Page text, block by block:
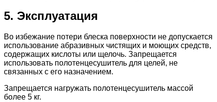
5. Эксплуатация
Во избежание потери блеска поверхности не допускается
использование абразивных чистящих и моющих средств,
содержащих кислоты или щелочь. Запрещается
использовать полотенцесушитель для целей, не
связанных с его назначением.
Запрещается нагружать полотенцесушитель массой
более 5 кг.